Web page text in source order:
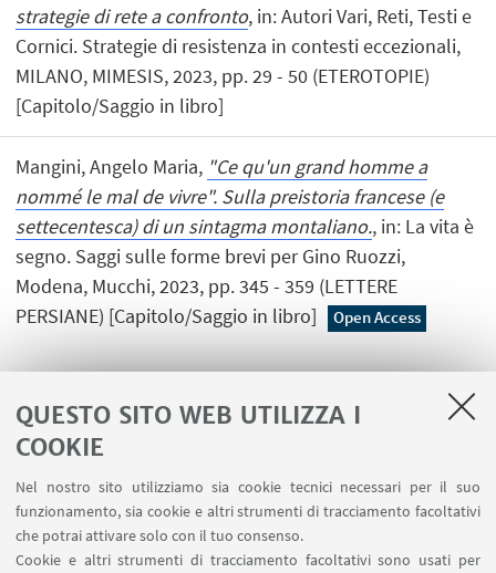
QUESTO SITO WEB UTILIZZA I
COOKIE
Nel nostro sito utilizziamo sia cookie tecnici necessari per il suo
funzionamento, sia cookie e altri strumenti di tracciamento facoltativi
che potrai attivare solo con il tuo consenso.
Cookie e altri strumenti di tracciamento facoltativi sono usati per
strategie di rete a confronto, in: Autori Vari, Reti, Testi e
Cornici. Strategie di resistenza in contesti eccezionali,
MILANO, MIMESIS, 2023, pp. 29 - 50 (ETEROTOPIE)
[Capitolo/Saggio in libro]
Mangini, Angelo Maria, "Ce qu'un grand homme a
nommé le mal de vivre". Sulla preistoria francese (e
settecentesca) di un sintagma montaliano., in: La vita è
segno. Saggi sulle forme brevi per Gino Ruozzi,
Modena, Mucchi, 2023, pp. 345 - 359 (LETTERE
PERSIANE) [Capitolo/Saggio in libro]
Open Access
1 ... 3 4 5 ...
LINK UTILI